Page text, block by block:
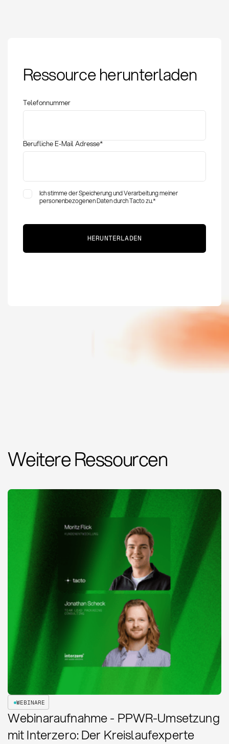
(ATP): Definition und
Anwendung im
Ressource herunterladen
Telefonnummer
Berufliche E-Mail Adresse*
Ich stimme der Speicherung und Verarbeitung meiner
personenbezogenen Daten durch Tacto zu.*
Weitere Ressourcen
WEBINARE
Webinaraufnahme - PPWR-Umsetzung
mit Interzero: Der Kreislaufexperte